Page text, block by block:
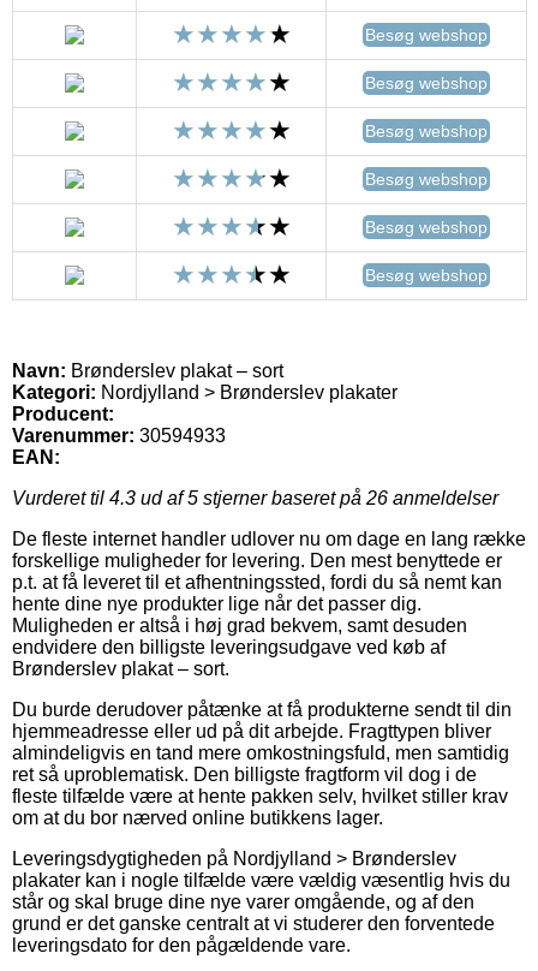
Besøg webshop
Besøg webshop
Besøg webshop
Besøg webshop
Besøg webshop
Besøg webshop
Navn: Brønderslev plakat – sort
Kategori: Nordjylland > Brønderslev plakater
Producent:
Varenummer: 30594933
EAN:
Vurderet til 4.3 ud af 5 stjerner baseret på 26 anmeldelser
De fleste internet handler udlover nu om dage en lang række
forskellige muligheder for levering. Den mest benyttede er
p.t. at få leveret til et afhentningssted, fordi du så nemt kan
hente dine nye produkter lige når det passer dig.
Muligheden er altså i høj grad bekvem, samt desuden
endvidere den billigste leveringsudgave ved køb af
Brønderslev plakat – sort.
Du burde derudover påtænke at få produkterne sendt til din
hjemmeadresse eller ud på dit arbejde. Fragttypen bliver
almindeligvis en tand mere omkostningsfuld, men samtidig
ret så uproblematisk. Den billigste fragtform vil dog i de
fleste tilfælde være at hente pakken selv, hvilket stiller krav
om at du bor nærved online butikkens lager.
Leveringsdygtigheden på Nordjylland > Brønderslev
plakater kan i nogle tilfælde være vældig væsentlig hvis du
står og skal bruge dine nye varer omgående, og af den
grund er det ganske centralt at vi studerer den forventede
leveringsdato for den pågældende vare.